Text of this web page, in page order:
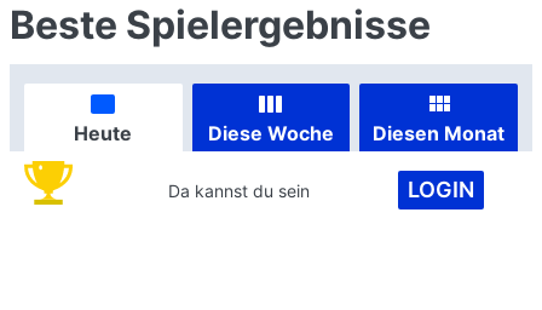
Beste Spielergebnisse
Heute Diese Woche Diesen Monat
Da kannst du sein LOGIN